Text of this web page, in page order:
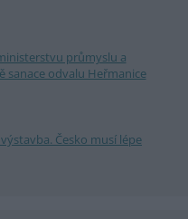
průmyslu a
sanace odvalu Heřmanice
Česko musí lépe